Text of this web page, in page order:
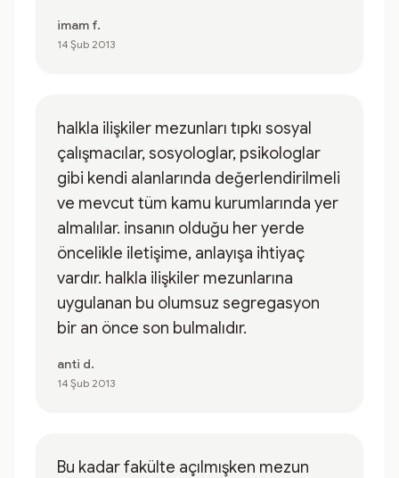
imam f.
14 Şub 2013
halkla ilişkiler mezunları tıpkı sosyal
çalışmacılar, sosyologlar, psikologlar
gibi kendi alanlarında değerlendirilmeli
ve mevcut tüm kamu kurumlarında yer
almalılar. insanın olduğu her yerde
öncelikle iletişime, anlayışa ihtiyaç
vardır. halkla ilişkiler mezunlarına
uygulanan bu olumsuz segregasyon
bir an önce son bulmalıdır.
anti d.
14 Şub 2013
Bu kadar fakülte açılmışken mezun